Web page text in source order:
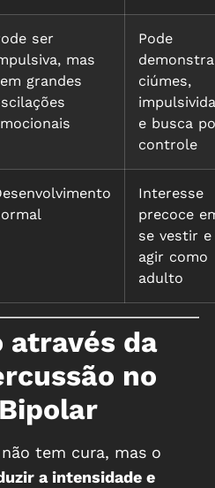
ser
mas
grandes
Pode
ciúmes,
e busca
controle
Interesse
precoce
se vestir e
agir como
adulto
através da
no
não tem cura, mas o
a intensidade e